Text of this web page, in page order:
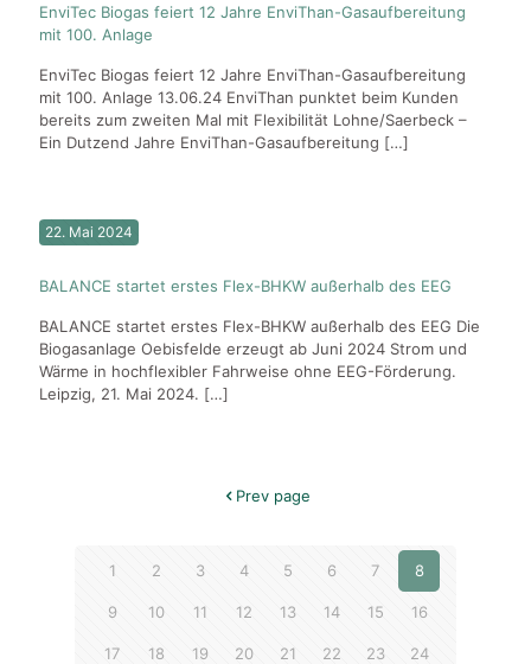
EnviTec Biogas feiert 12 Jahre EnviThan-Gasaufbereitung
mit 100. Anlage
EnviTec Biogas feiert 12 Jahre EnviThan-Gasaufbereitung
mit 100. Anlage 13.06.24 EnviThan punktet beim Kunden
bereits zum zweiten Mal mit Flexibilität Lohne/Saerbeck –
Ein Dutzend Jahre EnviThan-Gasaufbereitung […]
22. Mai 2024
BALANCE startet erstes Flex-BHKW außerhalb des EEG
BALANCE startet erstes Flex-BHKW außerhalb des EEG Die
Biogasanlage Oebisfelde erzeugt ab Juni 2024 Strom und
Wärme in hochflexibler Fahrweise ohne EEG-Förderung.
Leipzig, 21. Mai 2024. […]
Prev page
1 2 3 4 5 6 7 8
9 10 11 12 13 14 15 16
17 18 19 20 21 22 23 24